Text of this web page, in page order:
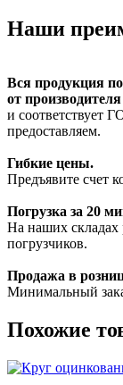
Наши
Вся продукция
от производителя
и соответствует
предоставляем.
Гибкие цены.
Предъявите счет
Погрузка за 20
На наших складах
погрузчиков.
Продажа в
Минимальный
Похожие